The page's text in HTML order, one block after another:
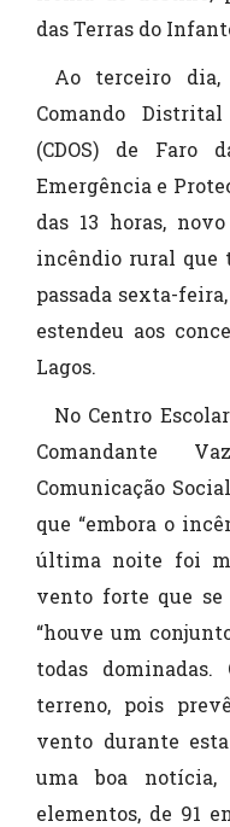
das Terras do
Ao terceiro dia,
Comando
(CDOS) de Faro
Emergência e
das 13 horas,
incêndio rural que
passada sexta-
estendeu aos
Lagos.
No Centro
Comandante
Comunicação
que “embora o
última noite foi
vento forte que se
“houve um
todas
terreno, pois
vento durante
uma boa
elementos, de 91